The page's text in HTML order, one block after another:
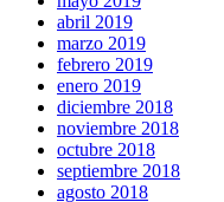
abril 2019
marzo 2019
febrero 2019
enero 2019
diciembre 2018
noviembre 2018
octubre 2018
septiembre 2018
agosto 2018